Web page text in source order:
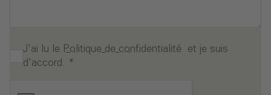
J'ai lu le Politique de confidentialité et je suis
d'accord. *